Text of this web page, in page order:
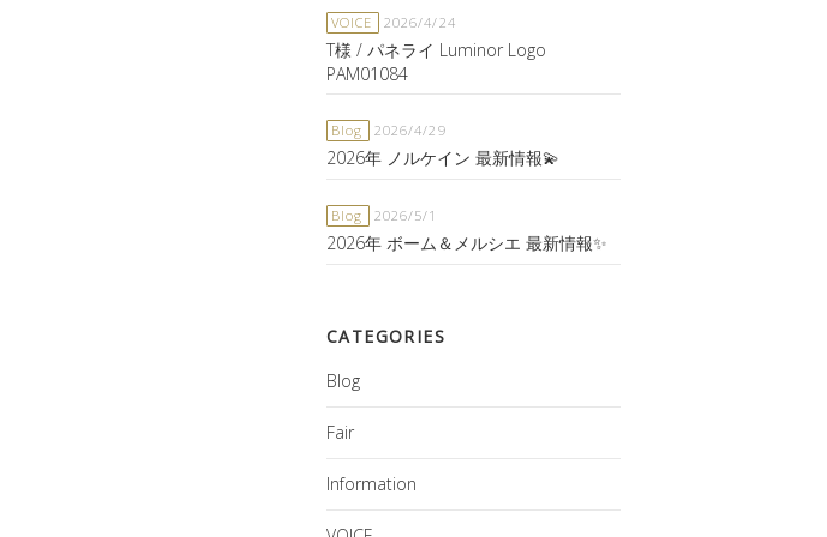
VOICE 2026/4/24
T様 / パネライ Luminor Logo
PAM01084
Blog 2026/4/29
2026年 ノルケイン 最新情報💫
Blog 2026/5/1
2026年 ボーム＆メルシエ 最新情報✨
CATEGORIES
Blog
Fair
Information